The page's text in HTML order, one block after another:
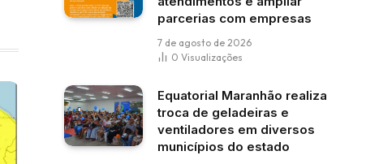
parcerias com empresas
7 de agosto de 2026
0 Visualizações
Equatorial Maranhão realiza
troca de geladeiras e
ventiladores em diversos
municípios do estado